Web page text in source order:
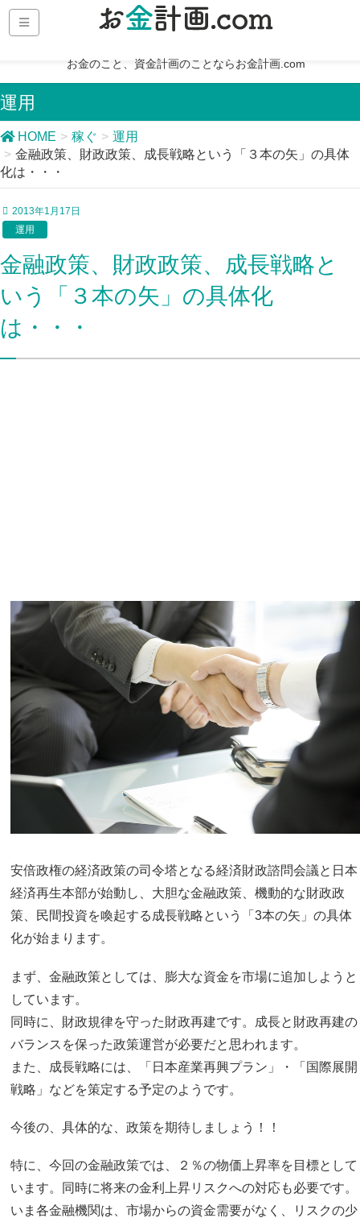
お金のこと、資金計画のことならお金計画.com
運用
HOME 稼ぐ
運用
金融政策、財政政策、成長戦略という「３本の矢」の具体
化は・・・
2013年1月17日
運用
金融政策、財政政策、成長戦略と
いう「３本の矢」の具体化
は・・・
安倍政権の経済政策の司令塔となる経済財政諮問会議と日本
経済再生本部が始動し、大胆な金融政策、機動的な財政政
策、民間投資を喚起する成長戦略という「3本の矢」の具体
化が始まります。
まず、金融政策としては、膨大な資金を市場に追加しようと
しています。
同時に、財政規律を守った財政再建です。成長と財政再建の
バランスを保った政策運営が必要だと思われます。
また、成長戦略には、「日本産業再興プラン」・「国際展開
戦略」などを策定する予定のようです。
今後の、具体的な、政策を期待しましょう！！
特に、今回の金融政策では、２％の物価上昇率を目標として
います。同時に将来の金利上昇リスクへの対応も必要です。
いま各金融機関は、市場からの資金需要がなく、リスクの少